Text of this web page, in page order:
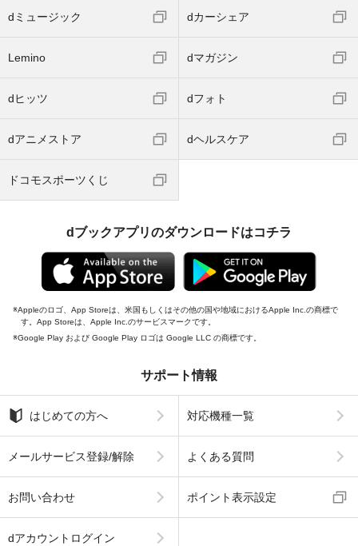
dミュージック dカーシェア
Lemino dマガジン
dヒッツ dフォト
dアニメストア dヘルスケア
ドコモスポーツくじ
dブックアプリのダウンロードはコチラ
Appleのロゴ、App Storeは、米国もしくはその他の国や地域におけるApple Inc.の商標で
す。App Storeは、Apple Inc.のサービスマークです。
Google Play および Google Play ロゴは Google LLC の商標です。
サポート情報
はじめての方へ 対応機種一覧
メールサービス登録/解除 よくある質問
お問い合わせ ポイント表示設定
dアカウントログイン